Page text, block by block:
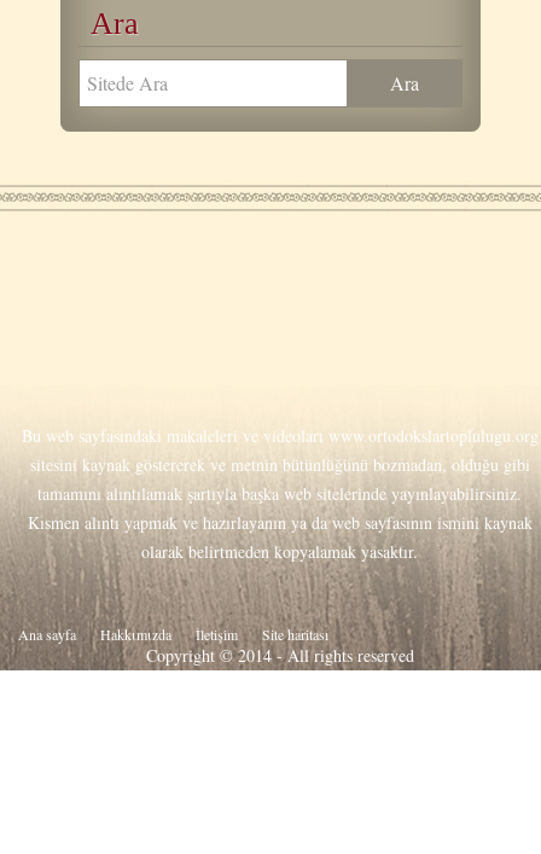
Ara
Bu web sayfasındaki makaleleri ve videoları www.ortodokslartoplulugu.org
sitesini kaynak göstererek ve metnin bütünlüğünü bozmadan, olduğu gibi
tamamını alıntılamak şartıyla başka web sitelerinde yayınlayabilirsiniz.
Kısmen alıntı yapmak ve hazırlayanın ya da web sayfasının ismini kaynak
olarak belirtmeden kopyalamak yasaktır.
Ana sayfa Hakkιmιzda İletişim Site haritası
Copyright © 2014 - All rights reserved